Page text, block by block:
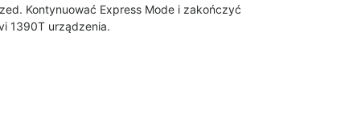
Kontynuować Express Mode i zakończyć
1390T urządzenia.